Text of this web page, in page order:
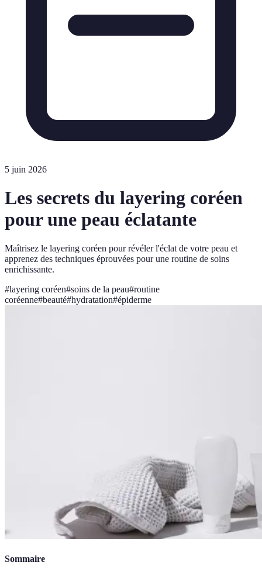
5 juin 2026
Les secrets du layering coréen
pour une peau éclatante
Maîtrisez le layering coréen pour révéler l'éclat de votre peau et
apprenez des techniques éprouvées pour une routine de soins
enrichissante.
#layering coréen#soins de la peau#routine
coréenne#beauté#hydratation#épiderme
Sommaire